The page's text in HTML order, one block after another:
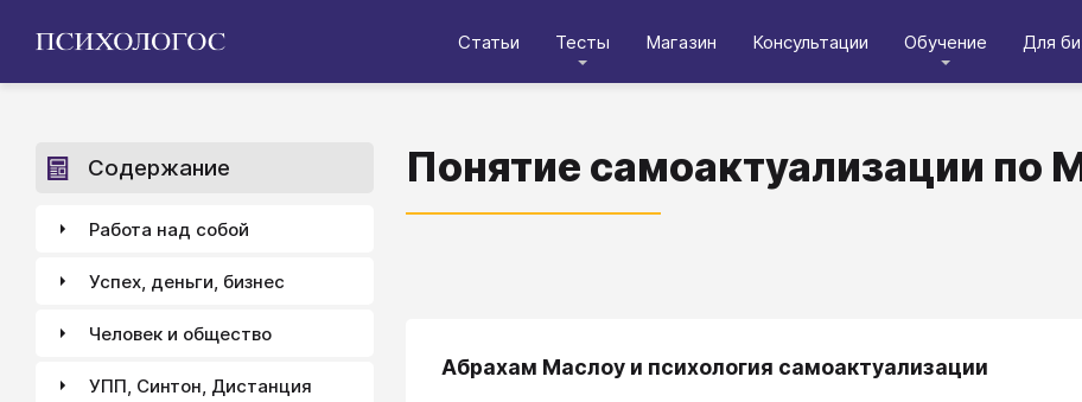
Статьи Тесты Магазин Консультации Обучение Для
Понятие самоактуализации по
Абрахам Маслоу и психология самоактуализации
Содержание
Работа над собой
Успех, деньги, бизнес
Человек и общество
УПП, Синтон, Дистанция